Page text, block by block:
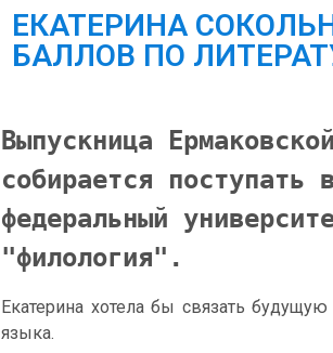
ЕКАТЕРИНА
БАЛЛОВ ПО
Выпускница
собирается поступать
федеральный
"филология".
Екатерина хотела бы связать
языка.